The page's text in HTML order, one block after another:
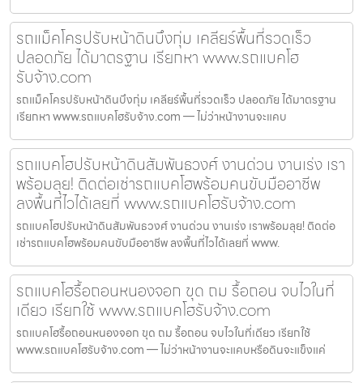
รถแม็คโครปรับหน้าดินบึงกุ่ม เคลียร์พื้นที่รวดเร็ว
ปลอดภัย ได้มาตรฐาน เรียกหา www.รถแบคโฮ
รับจ้าง.com
รถแม็คโครปรับหน้าดินบึงกุ่ม เคลียร์พื้นที่รวดเร็ว ปลอดภัย ได้มาตรฐาน
เรียกหา www.รถแบคโฮรับจ้าง.com — ไม่ว่าหน้างานจะแคบ
รถแบคโฮปรับหน้าดินสัมพันธวงศ์ งานด่วน งานเร่ง เรา
พร้อมลุย! ติดต่อเช่ารถแบคโฮพร้อมคนขับมืออาชีพ
ลงพื้นที่ไวได้เลยที่ www.รถแบคโฮรับจ้าง.com
รถแบคโฮปรับหน้าดินสัมพันธวงศ์ งานด่วน งานเร่ง เราพร้อมลุย! ติดต่อ
เช่ารถแบคโฮพร้อมคนขับมืออาชีพ ลงพื้นที่ไวได้เลยที่ www.
รถแบคโฮรื้อถอนหนองจอก ขุด ถม รื้อถอน จบไวในที่
เดียว เรียกใช้ www.รถแบคโฮรับจ้าง.com
รถแบคโฮรื้อถอนหนองจอก ขุด ถม รื้อถอน จบไวในที่เดียว เรียกใช้
www.รถแบคโฮรับจ้าง.com — ไม่ว่าหน้างานจะแคบหรือดินจะแข็งแค่